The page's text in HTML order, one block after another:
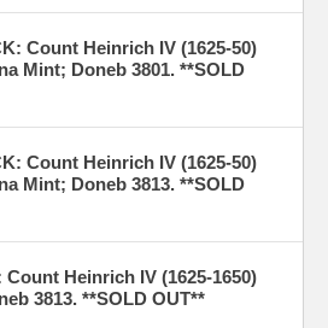
Count Heinrich IV (1625-50)
Mint; Doneb 3801. **SOLD
Count Heinrich IV (1625-50)
Mint; Doneb 3813. **SOLD
Heinrich IV (1625-1650)
3813. **SOLD OUT**